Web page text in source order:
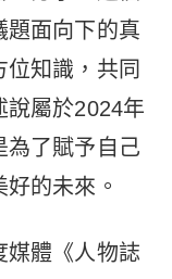
題面向下的真
知識，共同
說屬於2024年
了賦予自己
的未來。
媒體《人物誌